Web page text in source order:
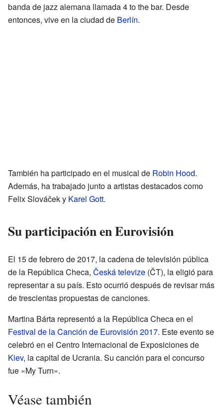
banda de jazz alemana llamada 4 to the bar. Desde
entonces, vive en la ciudad de Berlín.
También ha participado en el musical de Robin Hood.
Además, ha trabajado junto a artistas destacados como
Felix Slováček y Karel Gott.
Su participación en Eurovisión
El 15 de febrero de 2017, la cadena de televisión pública
de la República Checa, Česká televize (ČT), la eligió para
representar a su país. Esto ocurrió después de revisar más
de trescientas propuestas de canciones.
Martina Bárta representó a la República Checa en el
Festival de la Canción de Eurovisión 2017. Este evento se
celebró en el Centro Internacional de Exposiciones de
Kiev, la capital de Ucrania. Su canción para el concurso
fue «My Turn».
Véase también